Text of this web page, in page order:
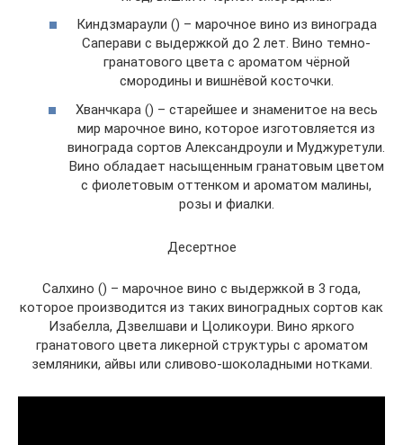
Киндзмараули () – марочное вино из винограда
Саперави с выдержкой до 2 лет. Вино темно-
гранатового цвета с ароматом чёрной
смородины и вишнёвой косточки.
Хванчкара () – старейшее и знаменитое на весь
мир марочное вино, которое изготовляется из
винограда сортов Александроули и Муджуретули.
Вино обладает насыщенным гранатовым цветом
с фиолетовым оттенком и ароматом малины,
розы и фиалки.
Десертное
Салхино () – марочное вино с выдержкой в 3 года,
которое производится из таких виноградных сортов как
Изабелла, Дзвелшави и Цоликоури. Вино яркого
гранатового цвета ликерной структуры с ароматом
земляники, айвы или сливово-шоколадными нотками.